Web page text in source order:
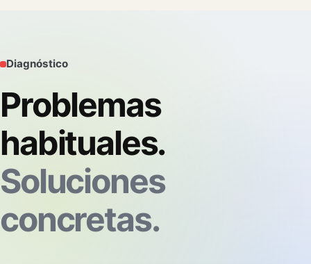
Diagnóstico
Problemas
habituales.
Soluciones
concretas.